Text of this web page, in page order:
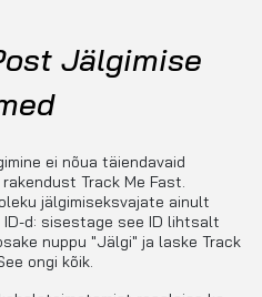
Jälgimise
ei nõua täiendavaid
Track Me Fast.
jälgimiseksvajate ainult
d: sisestage see ID lihtsalt
nuppu "Jälgi" ja laske Track
ongi kõik.